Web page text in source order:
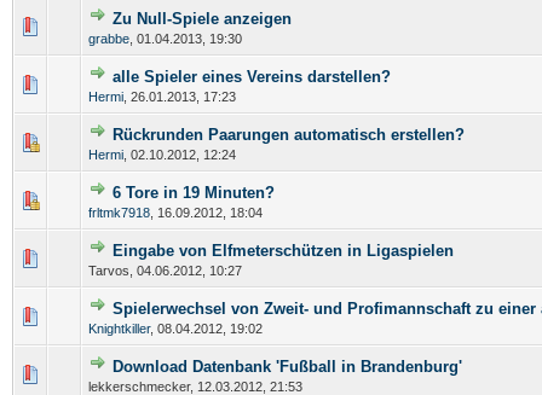
Zu Null-Spiele anzeigen
grabbe 01.04.2013, 19:30
alle Spieler eines Vereins darstellen?
Hermi 26.01.2013, 17:23
Rückrunden Paarungen automatisch erstellen?
Hermi 02.10.2012, 12:24
6 Tore in 19 Minuten?
frltmk7918 16.09.2012, 18:04
Eingabe von Elfmeterschützen in Ligaspielen
Tarvos, 04.06.2012, 10:27
Spielerwechsel von Zweit- und Profimannschaft zu einer
Knightkiller, 08.04.2012, 19:02
Download Datenbank 'Fußball in Brandenburg'
lekkerschmecker, 12.03.2012, 21:53